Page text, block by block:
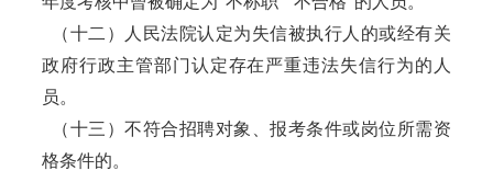
（十二）人民法院认定为失信被执行人的或经有关
政府行政主管部门认定存在严重违法失信行为的人
员。
（十三）不符合招聘对象、报考条件或岗位所需资
格条件的。